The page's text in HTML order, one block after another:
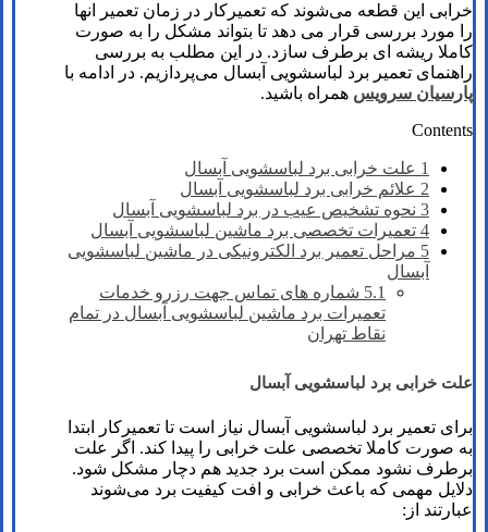
خرابی این قطعه می‌شوند که تعمیرکار در زمان تعمیر انها
را مورد بررسی قرار می دهد تا بتواند مشکل را به صورت
کاملا ریشه ای برطرف سازد. در این مطلب به بررسی
راهنمای تعمیر برد لباسشویی آبسال می‌پردازیم. در ادامه با
پارسیان سرویس همراه باشید.
Contents
1 علت خرابی برد لباسشویی آبسال
2 علائم خرابی برد لباسشویی آبسال
3 نحوه تشخیص عیب در برد لباسشویی آبسال
4 تعمیرات تخصصی برد ماشین لباسشویی آبسال
5 مراحل تعمیر برد الکترونیکی در ماشین لباسشویی
آبسال
5.1 شماره های تماس​ جهت رزرو خدمات
تعمیرات برد ماشین لباسشویی آبسال در تمام
نقاط تهران
علت خرابی برد لباسشویی آبسال
برای تعمیر برد لباسشویی آبسال نیاز است تا تعمیرکار ابتدا
به صورت کاملا تخصصی علت خرابی را پیدا کند. اگر علت
برطرف نشود ممکن است برد جدید هم دچار مشکل شود.
دلایل مهمی که باعث خرابی و افت کیفیت برد می‌شوند
عبارتند از: